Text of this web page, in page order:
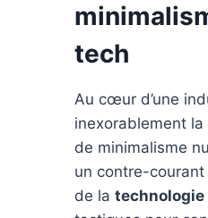
tech
Au cœur d’une
inexorablement
de minimalisme
un contre-
de la technologie